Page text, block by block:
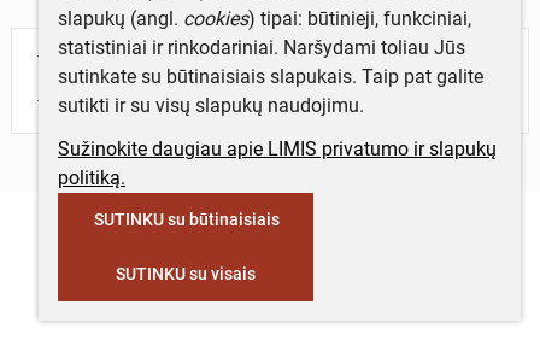
Turite daugiau informacijos apie objektą?
Parašykite mums!
slapukų (angl. cookies) tipai: būtinieji, funkciniai,
statistiniai ir rinkodariniai. Naršydami toliau Jūs
sutinkate su būtinaisiais slapukais. Taip pat galite
sutikti ir su visų slapukų naudojimu.
Sužinokite daugiau apie LIMIS privatumo ir slapukų
politiką.
SUTINKU su būtinaisiais
SUTINKU su visais